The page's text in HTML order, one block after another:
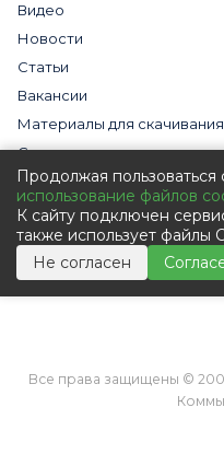
Видео
Новости
Статьи
Вакансии
Материалы для скачивания
Cогласие на
Обработка персональных
«Яндекс.Метрика»
Политика в отношении
Пользовательское
Согласие на обработку
Все права защищены ©
Продолжая пользоваться
использование файлов
К сайту подключен
также использует файлы
Не согласен